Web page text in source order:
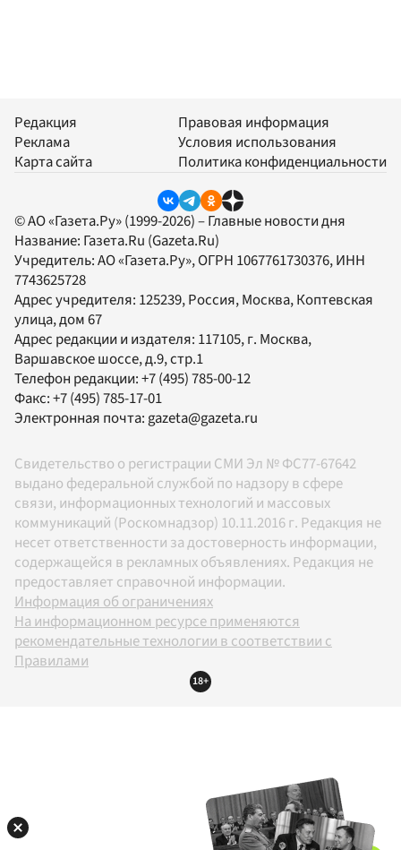
Редакция
Реклама
Карта сайта
Правовая информация
Условия использования
Политика конфиденциальности
© АО «Газета.Ру» (1999-2026) – Главные новости дня
Название: Газета.Ru (Gazeta.Ru)
Учредитель:АО «Газета.Ру», ОГРН 1067761730376, ИНН
7743625728
Адрес учредителя: 125239, Россия, Москва, Коптевская
улица, дом 67
Адрес редакции и издателя: 117105, г. Москва,
Варшавское шоссе, д.9, стр.1
Телефон редакции:+7 (495) 785-00-12
Факс:+7 (495) 785-17-01
Электронная почта:gazeta@gazeta.ru
Свидетельство о регистрации СМИ Эл № ФС77-67642
выдано федеральной службой по надзору в сфере
связи, информационных технологий и массовых
коммуникаций (Роскомнадзор) 10.11.2016 г. Редакция не
несет ответственности за достоверность информации,
содержащейся в рекламных объявлениях. Редакция не
предоставляет справочной информации.
Информация об ограничениях
На информационном ресурсе применяются
рекомендательные технологии в соответствии с
Правилами
18+